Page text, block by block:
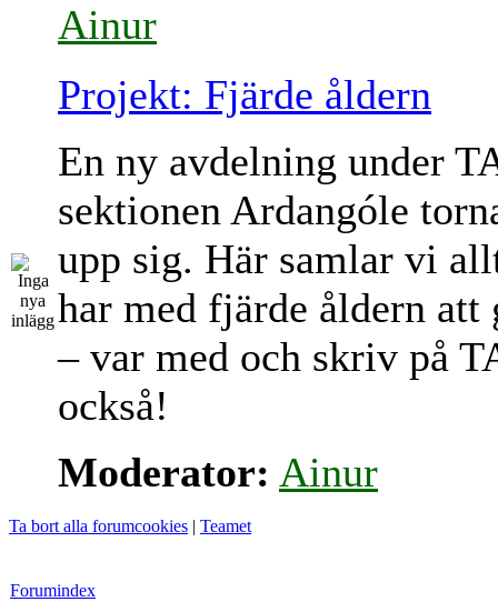
Ainur
Projekt: Fjärde åldern
En ny avdelning under
sektionen Ardangóle
upp sig. Här samlar vi
har med fjärde åldern att
– var med och skriv på
också!
Moderator: Ainur
Ta bort alla forumcookies | Teamet
Forumindex